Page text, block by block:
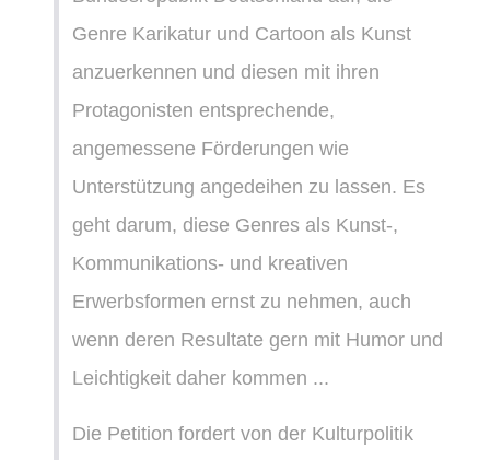
Genre Karikatur und Cartoon als Kunst
anzuerkennen und diesen mit ihren
Protagonisten entsprechende,
angemessene Förderungen wie
Unterstützung angedeihen zu lassen. Es
geht darum, diese Genres als Kunst-,
Kommunikations- und kreativen
Erwerbsformen ernst zu nehmen, auch
wenn deren Resultate gern mit Humor und
Leichtigkeit daher kommen ...
Die Petition fordert von der Kulturpolitik